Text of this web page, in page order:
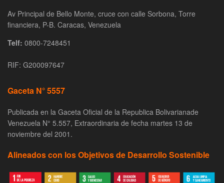
Av Principal de Bello Monte, cruce con calle Sorbona, Torre
financiera, P-B. Caracas, Venezuela
Telf: 0800-7248451
RIF: G200097647
Gaceta N° 5557
Publicada en la Gaceta Oficial de la Republica Bolivarianade
Venezuela N° 5.557, Extraordinaria de fecha martes 13 de
noviembre del 2001.
Alineados con los Objetivos de Desarrollo Sostenible